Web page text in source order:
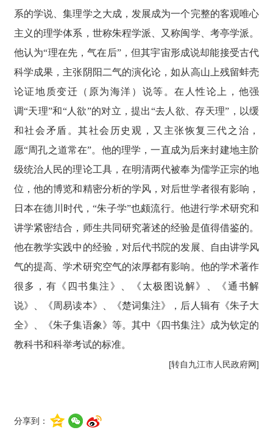
系的学说、集理学之大成，发展成为一个完整的客观唯心
主义的理学体系，世称朱程学派、又称闽学、考亭学派。
他认为“理在先，气在后”，但其宇宙形成说却能接受古代
科学成果，主张阴阳二气的演化论，如从高山上残留蚌壳
论证地质变迁（原为海洋）说等。在人性论上，他强
调“天理”和“人欲”的对立，提出“去人欲、存天理”，以缓
和社会矛盾。其社会历史观，又主张恢复三代之治，
愿“周孔之道常在”。他的理学，一直成为后来封建地主阶
级统治人民的理论工具，在明清两代被奉为儒学正宗的地
位，他的博览和精密分析的学风，对后世学者很有影响，
日本在德川时代，“朱子学”也颇流行。他进行学术研究和
讲学紧密结合，师生共同研究著述的经验是值得借鉴的。
他在教学实践中的经验，对后代书院的发展、自由讲学风
气的提高、学术研究空气的浓厚都有影响。他的学术著作
很多，有《四书集注》、《太极图说解》、《通书解
说》、《周易读本》、《楚词集注》，后人辑有《朱子大
全》、《朱子集语象》等。其中《四书集注》成为钦定的
教科书和科举考试的标准。
[转自九江市人民政府网]
分享到：